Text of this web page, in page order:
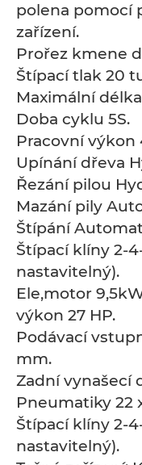
polena pomocí
zařízení.
Prořez kmene
Štípací tlak 20
Maximální
Doba cyklu 5S.
Pracovní výkon
Upínání dřeva
Řezání pilou
Mazání pily
Štípání
Štípací klíny 2-
nastavitelný).
Ele,motor
výkon 27 HP.
Podávací
mm.
Zadní vynašecí
Pneumatiky 22 x
Štípací klíny 2-
nastavitelný).